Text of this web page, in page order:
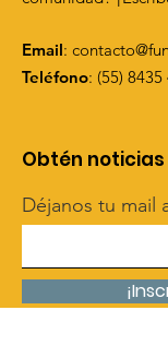
Email:
Teléfono: (55) 8435
Obtén
Déjanos tu mail